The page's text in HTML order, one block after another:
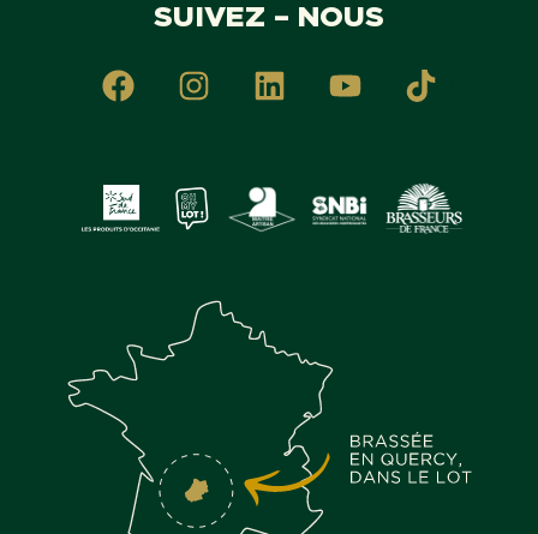
SUIVEZ – NOUS